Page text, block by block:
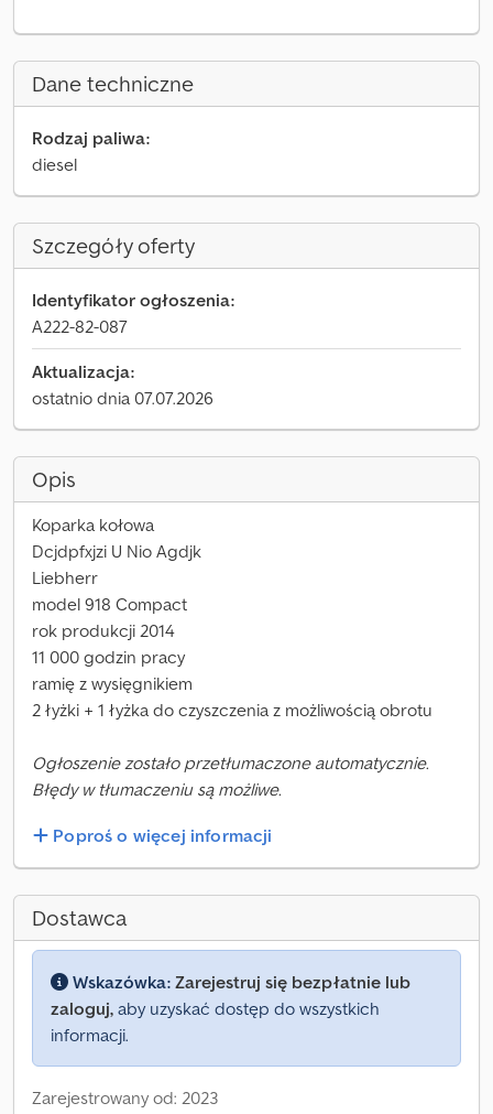
Dane techniczne
Rodzaj paliwa:
diesel
Szczegóły oferty
Identyfikator ogłoszenia:
A222-82-087
Aktualizacja:
ostatnio dnia 07.07.2026
Opis
Koparka kołowa
Dcjdpfxjzi U Nio Agdjk
Liebherr
model 918 Compact
rok produkcji 2014
11 000 godzin pracy
ramię z wysięgnikiem
2 łyżki + 1 łyżka do czyszczenia z możliwością obrotu
Ogłoszenie zostało przetłumaczone automatycznie.
Błędy w tłumaczeniu są możliwe.
Poproś o więcej informacji
Dostawca
Wskazówka: Zarejestruj się bezpłatnie lub
zaloguj, aby uzyskać dostęp do wszystkich
informacji.
Zarejestrowany od: 2023